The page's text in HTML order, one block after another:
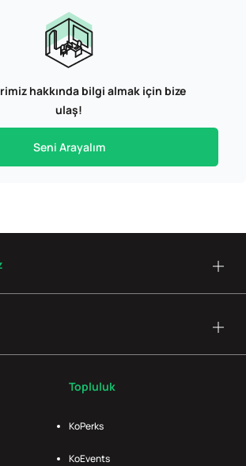
hakkında bilgi almak için bize
ulaş!
Seni Arayalım
Topluluk
KoPerks
KoEvents